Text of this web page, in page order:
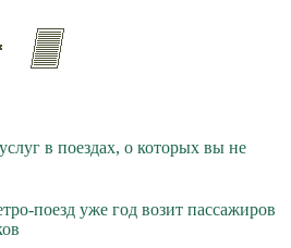
в поездах, о которых вы не
поезд уже год возит пассажиров